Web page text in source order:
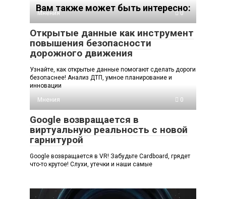
Вам также может быть интересно:
Мнения 0
Открытые данные как инструмент
повышения безопасности
дорожного движения
Узнайте, как открытые данные помогают сделать дороги
безопаснее! Анализ ДТП, умное планирование и
инновации
Мнения
0
Google возвращается в
виртуальную реальность с новой
гарнитурой
Google возвращается в VR! Забудьте Cardboard, грядет
что-то крутое! Слухи, утечки и наши самые